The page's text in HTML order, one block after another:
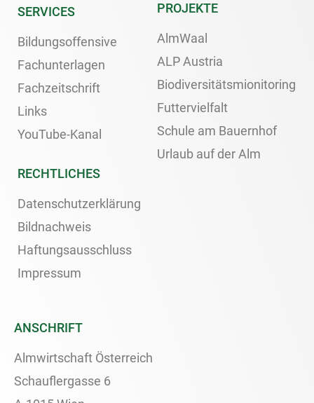
SERVICES
Bildungsoffensive
Fachunterlagen
Fachzeitschrift
Links
YouTube-Kanal
PROJEKTE
AlmWaal
ALP Austria
Biodiversitätsmionitoring
Futtervielfalt
Schule am Bauernhof
Urlaub auf der Alm
RECHTLICHES
Datenschutzerklärung
Bildnachweis
Haftungsausschluss
Impressum
ANSCHRIFT
Almwirtschaft Österreich
Schauflergasse 6